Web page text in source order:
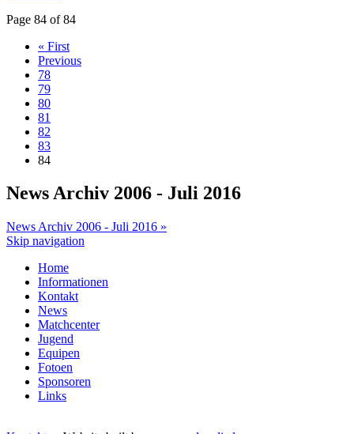
Page 84 of 84
« First
Previous
78
79
80
81
82
83
84
News Archiv 2006 - Juli 2016
News Archiv 2006 - Juli 2016 »
Skip navigation
Home
Informationen
Kontakt
News
Matchcenter
Jugend
Equipen
Fotoen
Sponsoren
Links